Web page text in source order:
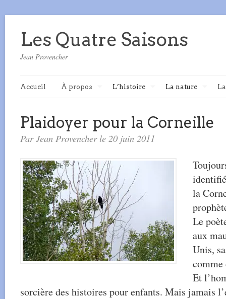
Les Quatre Saisons
Jean Provencher
Accueil À propos L’histoire La nature
Plaidoyer pour la Corneille
Par Jean Provencher le 20 juin 2011
la
Le
aux
Unis,
comme
Et
sorcière des histoires pour enfants. Mais jamais